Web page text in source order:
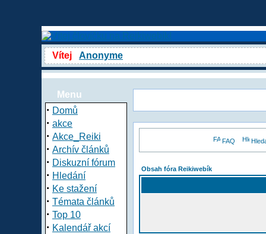
Vítej Anonyme
Menu
· Domů
· akce
· Akce_Reiki
· Archív článků
· Diskuzní fórum
· Hledání
· Ke stažení
· Témata článků
· Top 10
· Kalendář akcí
FAQ
Obsah fóra Reikiwebík